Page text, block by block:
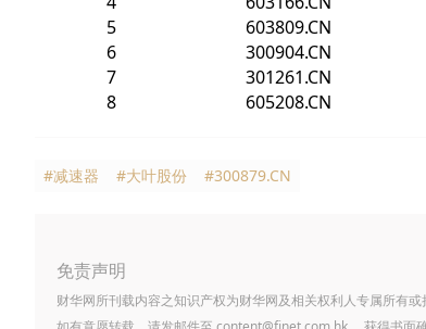
5
603809.CN
6
300904.CN
7
301261.CN
8
605208.CN
#减速器 #大叶股份 #300879.CN
免责声明
财华网所刊载内容之知识产权为财华网及相关权利人专属所有